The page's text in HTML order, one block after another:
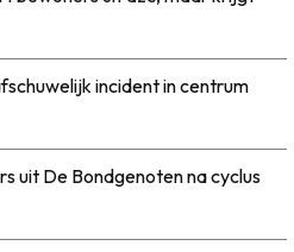
incident in centrum
uit De Bondgenoten na cyclus